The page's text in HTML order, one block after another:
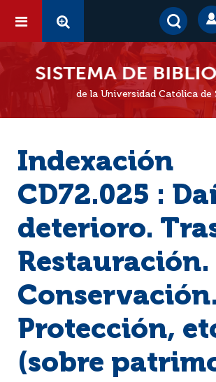
de la Universidad Católica de
Indexación
CD72.025 :
deterioro.
Restauración.
Conservación.
Protección,
(sobre